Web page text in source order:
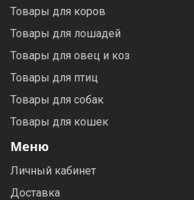
Товары для коров
Товары для лошадей
Товары для овец и коз
Товары для птиц
Товары для собак
Товары для кошек
Меню
Личный кабинет
Доставка